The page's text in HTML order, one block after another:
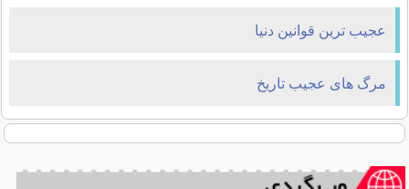
عجیب ترین قوانین دنیا
مرگ های عجیب تاریخ